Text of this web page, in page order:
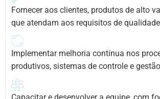
Fornecer aos clientes, produtos de alto
que atendam aos requisitos de
Implementar melhoria contínua nos
produtivos, sistemas de controle e